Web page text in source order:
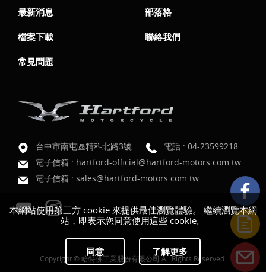
本網站使用第三方 cookie 來提供最佳瀏覽體驗。 繼續瀏覽本網
站，即表示您同意使用這些 cookie。
同意 了解更多
最新消息 部落格
檔案下載 聯絡我們
常見問題
台中市南屯區精科北路3號 電話 : 04-23599218
電子信箱 : hartford-official@hartford-motors.com.tw
電子信箱 : sales@hartford-motors.com.tw
Copyright © 哈特佛工業股份有限公司 All Rights Reserved.